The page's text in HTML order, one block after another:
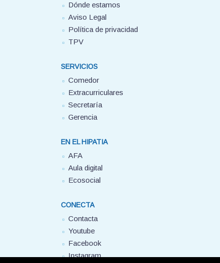
Dónde estamos
Aviso Legal
Política de privacidad
TPV
SERVICIOS
Comedor
Extracurriculares
Secretaría
Gerencia
EN EL HIPATIA
AFA
Aula digital
Ecosocial
CONECTA
Contacta
Youtube
Facebook
Instagram